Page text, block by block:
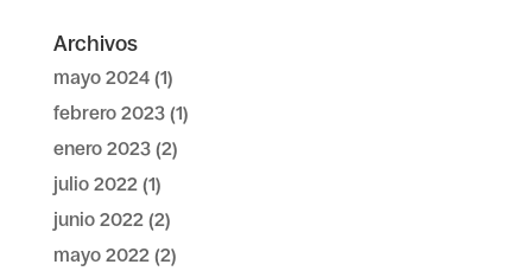
Archivos
mayo 2024(1)
febrero 2023(1)
enero 2023(2)
julio 2022 (1)
junio 2022 (2)
mayo 2022 (2)